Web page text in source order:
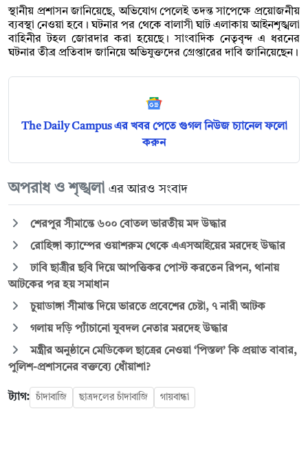
স্থানীয় প্রশাসন জানিয়েছে, অভিযোগ পেলেই তদন্ত সাপেক্ষে প্রয়োজনীয়
ব্যবস্থা নেওয়া হবে। ঘটনার পর থেকে বালাসী ঘাট এলাকায় আইনশৃঙ্খলা
বাহিনীর টহল জোরদার করা হয়েছে। সাংবাদিক নেতৃবৃন্দ এ ধরনের
ঘটনার তীব্র প্রতিবাদ জানিয়ে অভিযুক্তদের গ্রেপ্তারের দাবি জানিয়েছেন।
The Daily Campus এর খবর পেতে গুগল নিউজ চ্যানেল ফলো
করুন
অপরাধ ও শৃঙ্খলা এর আরও সংবাদ
শেরপুর সীমান্তে ৬০০ বোতল ভারতীয় মদ উদ্ধার
রোহিঙ্গা ক্যাম্পের ওয়াশরুম থেকে এএসআইয়ের মরদেহ উদ্ধার
ঢাবি ছাত্রীর ছবি দিয়ে আপত্তিকর পোস্ট করতেন রিপন, থানায়
আটকের পর হয় সমাধান
চুয়াডাঙ্গা সীমান্ত দিয়ে ভারতে প্রবেশের চেষ্টা, ৭ নারী আটক
গলায় দড়ি প্যাঁচানো যুবদল নেতার মরদেহ উদ্ধার
মন্ত্রীর অনুষ্ঠানে মেডিকেল ছাত্রের নেওয়া ‘পিস্তল’ কি প্রয়াত বাবার,
পুলিশ-প্রশাসনের বক্তব্যে ধোঁয়াশা?
ট্যাগ: চাঁদাবাজি ছাত্রদলের চাঁদাবাজি গায়বান্ধা